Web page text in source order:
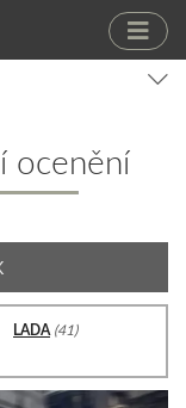
ocenění
LADA (41)